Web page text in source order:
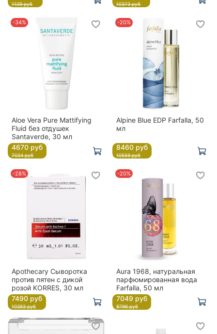
1109 руб 10373 руб
-34%
Aloe Vera Pure Mattifying
Fluid без отдушек
Santaverde, 30 мл
4670 руб
7034 руб
-20%
Alpine Blue EDP Farfalla, 50
мл
8460 руб
10559 руб
-28%
Apothecary Сыворотка
против пятен с дикой
розой KORRES, 30 мл
7490 руб
10383 руб
-20%
Aura 1968, натуральная
парфюмированная вода
Farfalla, 50 мл
7049 руб
8796 руб